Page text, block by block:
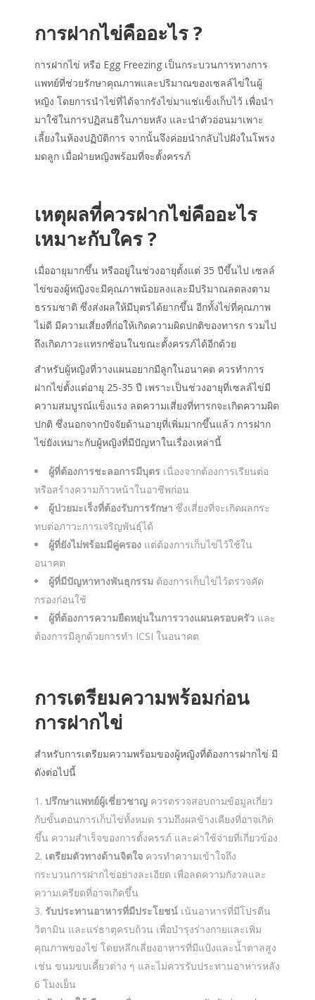
การฝากไข่คืออะไร?
การฝากไข่ หรือ Egg Freezing เป็นกระบวนการทางการ
แพทย์ที่ช่วยรักษาคุณภาพและปริมาณของเซลล์ไข่ในผู้
หญิง โดยการนำไข่ที่ได้จากรังไข่มาแช่แข็งเก็บไว้ เพื่อนำ
มาใช้ในการปฏิสนธิในภายหลัง และนำตัวอ่อนมาเพาะ
เลี้ยงในห้องปฏิบัติการ จากนั้นจึงค่อยนำกลับไปฝังในโพรง
มดลูก เมื่อฝ่ายหญิงพร้อมที่จะตั้งครรภ์
เหตุผลที่ควรฝากไข่คืออะไร
เหมาะกับใคร ?
เมื่ออายุมากขึ้น หรืออยู่ในช่วงอายุตั้งแต่ 35 ปีขึ้นไป เซลล์
ไข่ของผู้หญิงจะมีคุณภาพน้อยลงและมีปริมาณลดลงตาม
ธรรมชาติ ซึ่งส่งผลให้มีบุตรได้ยากขึ้น อีกทั้งไข่ที่คุณภาพ
ไม่ดี มีความเสี่ยงที่ก่อให้เกิดความผิดปกติของทารก รวมไป
ถึงเกิดภาวะแทรกซ้อนในขณะตั้งครรภ์ได้อีกด้วย
สำหรับผู้หญิงที่วางแผนอยากมีลูกในอนาคต ควรทำการ
ฝากไข่ตั้งแต่อายุ 25-35 ปี เพราะเป็นช่วงอายุที่เซลล์ไข่มี
ความสมบูรณ์แข็งแรง ลดความเสี่ยงที่ทารกจะเกิดความผิด
ปกติ ซึ่งนอกจากปัจจัยด้านอายุที่เพิ่มมากขึ้นแล้ว การฝาก
ไข่ยังเหมาะกับผู้หญิงที่มีปัญหาในเรื่องเหล่านี้
ผู้ที่ต้องการชะลอการมีบุตร เนื่องจากต้องการเรียนต่อ
หรือสร้างความก้าวหน้าในอาชีพก่อน
ผู้ป่วยมะเร็งที่ต้องรับการรักษา ซึ่งเสี่ยงที่จะเกิดผลกระ
ทบต่อภาวะการเจริญพันธุ์ได้
ผู้ที่ยังไม่พร้อมมีคู่ครอง แต่ต้องการเก็บไข่ไว้ใช้ใน
อนาคต
ผู้ที่มีปัญหาทางพันธุกรรม ต้องการเก็บไข่ไว้ตรวจคัด
กรองก่อนใช้
ผู้ที่ต้องการความยืดหยุ่นในการวางแผนครอบครัว และ
ต้องการมีลูกด้วยการทำ ICSI ในอนาคต
การเตรียมความพร้อมก่อน
การฝากไข่
สำหรับการเตรียมความพร้อมของผู้หญิงที่ต้องการฝากไข่ มี
ดังต่อไปนี้
ปรึกษาแพทย์ผู้เชี่ยวชาญ ควรตรวจสอบถามข้อมูลเกี่ยว
กับขั้นตอนการเก็บไข่ทั้งหมด รวมถึงผลข้างเคียงที่อาจเกิด
ขึ้น ความสำเร็จของการตั้งครรภ์ และค่าใช้จ่ายที่เกี่ยวข้อง
เตรียมตัวทางด้านจิตใจ ควรทำความเข้าใจถึง
กระบวนการฝากไข่อย่างละเอียด เพื่อลดความกังวลและ
ความเครียดที่อาจเกิดขึ้น
รับประทานอาหารที่มีประโยชน์ เน้นอาหารที่มีโปรตีน
วิตามิน และแร่ธาตุครบถ้วน เพื่อบำรุงร่างกายและเพิ่ม
คุณภาพของไข่ โดยหลีกเลี่ยงอาหารที่มีแป้งและน้ำตาลสูง
เช่น ขนมขบเคี้ยวต่าง ๆ และไม่ควรรับประทานอาหารหลัง
6 โมงเย็น